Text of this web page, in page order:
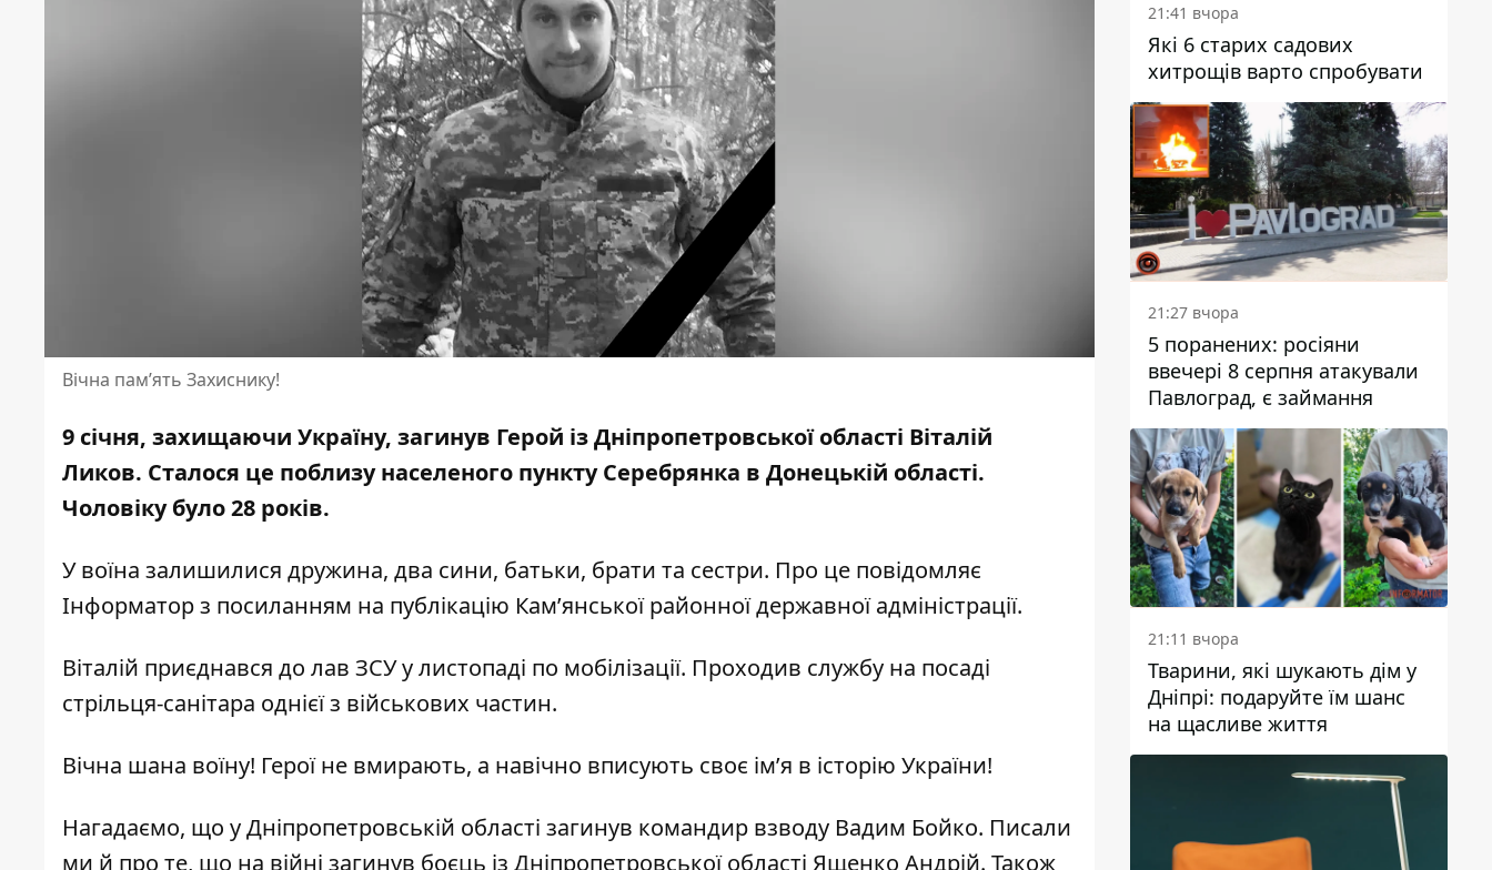
Вічна пам’ять Захиснику!
9 січня, захищаючи Україну, загинув Герой із Дніпропетровської області Віталій
Ликов. Сталося це поблизунаселеного пункту Серебрянка в Донецькій області.
Чоловіку було 28 років.
У воїна залишилися дружина, два сини, батьки, брати та сестри. Про це повідомляє
Інформаторз посиланням на публікацію Кам’янської районної державної адміністрації.
Віталій приєднався до лав ЗСУ у листопаді по мобілізації. Проходив службу на посаді
стрільця-санітара однієї з військових частин.
Вічна шана воїну! Герої не вмирають, а навічно вписують своє ім’я в історію України!
Нагадаємо, що у Дніпропетровській області загинув командир взводу Вадим Бойко. Писали
ми й про те, що на війні загинув боєць із Дніпропетровської області Ященко Андрій. Також
21:41 вчора
Які 6 старих садових
хитрощів варто спробувати
21:27 вчора
5 поранених: росіяни
ввечері 8 серпня атакували
Павлоград, є займання
21:11 вчора
Тварини, які шукають дім у
Дніпрі: подаруйте їм шанс
на щасливе життя